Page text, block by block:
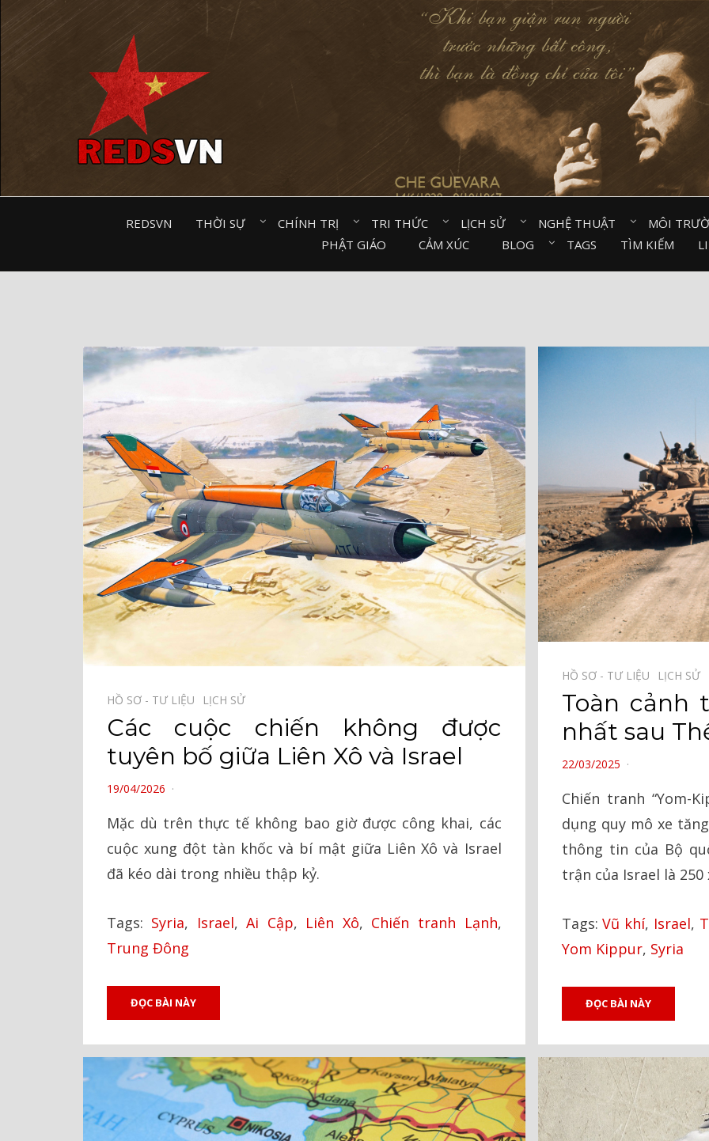
REDSVN THỜI SỰ⠀ CHÍNH TRỊ⠀ TRI THỨC⠀ LỊCH SỬ⠀ NGHỆ THUẬT⠀
MÔI
PHẬT GIÁO⠀
CẢM XÚC⠀ BLOG⠀ TAGS TÌM KIẾM
HỒ SƠ - TƯ LIỆU⠀ LỊCH SỬ⠀
Các cuộc chiến không được
tuyên bố giữa Liên Xô và Israel
POSTED
19/04/2026
Mặc dù trên thực tế không bao giờ được công khai, các
cuộc xung đột tàn khốc và bí mật giữa Liên Xô và Israel
đã kéo dài trong nhiều thập kỷ.
Tags: Syria, Israel,Ai Cập, Liên Xô, Chiến tranh Lạnh,
Trung Đông
ĐỌC BÀI NÀY
HỒ SƠ - TƯ LIỆU⠀ LỊCH SỬ⠀
Toàn cảnh
nhất sau
POSTED
22/03/2025
Chiến tranh “Yom-
dụng quy mô xe
thông tin của Bộ
trận của Israel là
Tags:Vũ khí, Israel,
Yom Kippur, Syria
ĐỌC BÀI NÀY